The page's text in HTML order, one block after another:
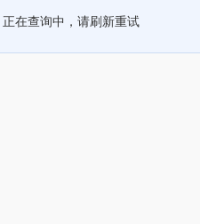
正在查询中，请刷新重试